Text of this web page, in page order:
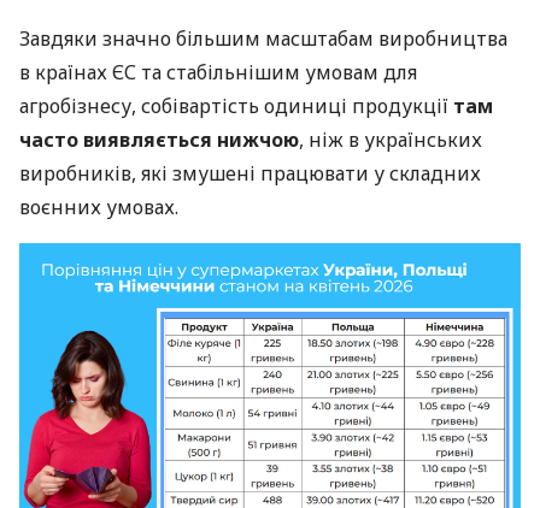
Завдяки значно більшим масштабам виробництва
в країнах ЄС та стабільнішим умовам для
агробізнесу, собівартість одиниці продукції там
часто виявляється нижчою, ніж в українських
виробників, які змушені працювати у складних
воєнних умовах.